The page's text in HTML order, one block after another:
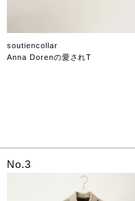
soutiencollar
Anna Dorenの愛されT
No.3